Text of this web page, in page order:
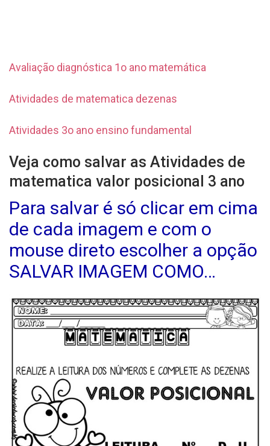
Avaliação diagnóstica 1o ano matemática
Atividades de matematica dezenas
Atividades 3o ano ensino fundamental
Veja como salvar as Atividades de
matematica valor posicional 3 ano
Para salvar é só clicar em cima
de cada imagem e com o
mouse direto escolher a opção
SALVAR IMAGEM COMO…